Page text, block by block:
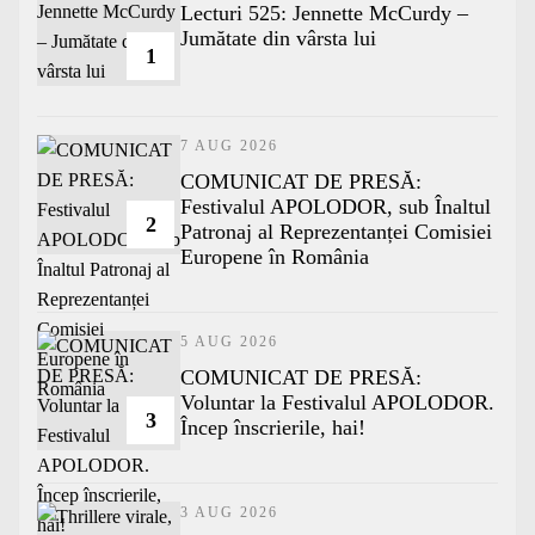
1
Lecturi 525: Jennette McCurdy –
Jumătate din vârsta lui
2
7 AUG 2026
COMUNICAT DE PRESĂ:
Festivalul APOLODOR, sub Înaltul
Patronaj al Reprezentanței Comisiei
Europene în România
3
5 AUG 2026
COMUNICAT DE PRESĂ:
Voluntar la Festivalul APOLODOR.
Încep înscrierile, hai!
3 AUG 2026